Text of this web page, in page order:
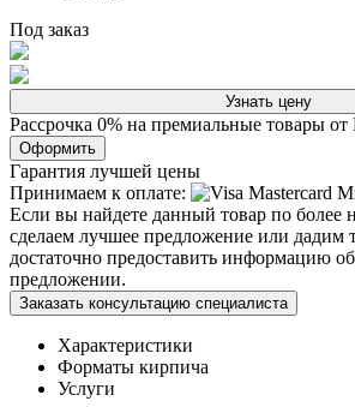
Под заказ
Узнать цену
Рассрочка 0% на премиальные товары
Оформить
Гарантия лучшей цены
Принимаем к оплате:
Если вы найдете данный товар по более
сделаем лучшее предложение или дадим
достаточно предоставить информацию
предложении.
Заказать консультацию специалиста
Характеристики
Форматы кирпича
Услуги